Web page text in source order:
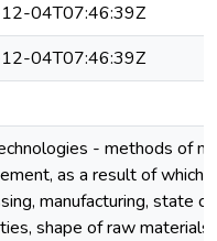
04T07:46:39Z
04T07:46:39Z
- methods of
as a result of which
manufacturing, state
shape of raw